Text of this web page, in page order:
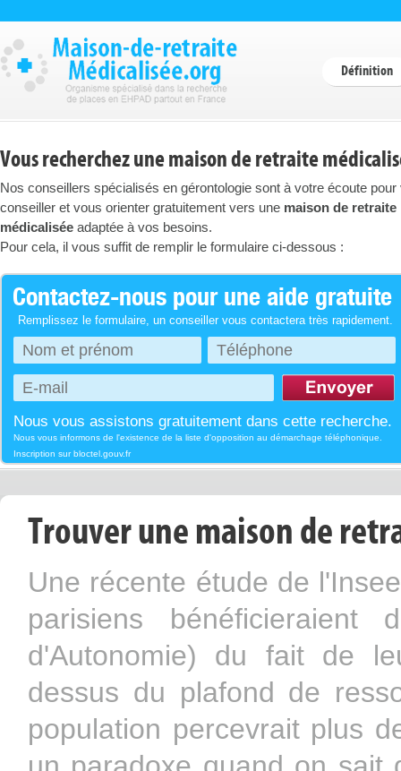
Définition
Vous recherchez une maison de retraite
Nos conseillers spécialisés en gérontologie sont à votre écoute pour
conseiller et vous orienter gratuitement vers une maison de retraite
médicalisée adaptée à vos besoins.
Pour cela, il vous suffit de remplir le formulaire ci-dessous :
Contactez-nous pour une aide gratuite
Remplissez le formulaire, un conseiller vous contactera très rapidement.
Nous vous assistons gratuitement dans cette recherche.
Nous vous informons de l'existence de la liste d'opposition au démarchage téléphonique.
Inscription sur bloctel.gouv.fr
Trouver une maison de
Une récente étude de
parisiens bénéficieraient
d'Autonomie) du fait de
dessus du plafond de
population percevrait plus